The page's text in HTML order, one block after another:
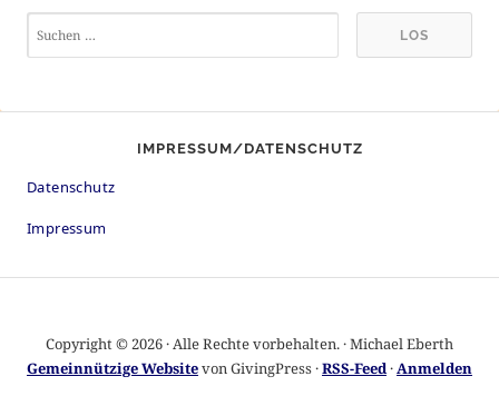
IMPRESSUM/DATENSCHUTZ
Datenschutz
Impressum
Copyright © 2026 · Alle Rechte vorbehalten. · Michael Eberth
Gemeinnützige Websitevon GivingPress ·RSS-Feed·Anmelden